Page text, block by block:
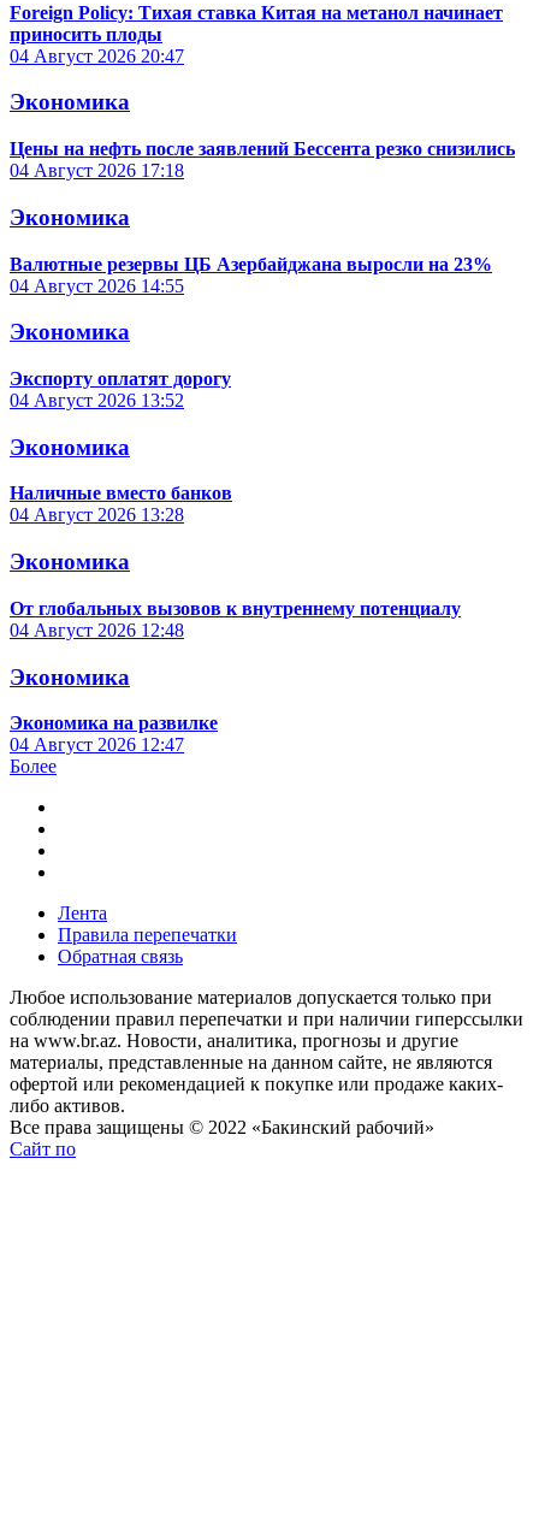
Foreign Policy: Тихая ставка Китая на метанол начинает
приносить плоды
04 Август 2026 20:47
Экономика
Цены на нефть после заявлений Бессента резко снизились
04 Август 2026 17:18
Экономика
Валютные резервы ЦБ Азербайджана выросли на 23%
04 Август 2026 14:55
Экономика
Экспорту оплатят дорогу
04 Август 2026 13:52
Экономика
Наличные вместо банков
04 Август 2026 13:28
Экономика
От глобальных вызовов к внутреннему потенциалу
04 Август 2026 12:48
Экономика
Экономика на развилке
04 Август 2026 12:47
Более
Лента
Правила перепечатки
Обратная связь
Любое использование материалов допускается только при
соблюдении правил перепечатки и при наличии гиперссылки
на www.br.az. Новости, аналитика, прогнозы и другие
материалы, представленные на данном сайте, не являются
офертой или рекомендацией к покупке или продаже каких-
либо активов.
Все права защищены © 2022 «Бакинский рабочий»
Сайт по